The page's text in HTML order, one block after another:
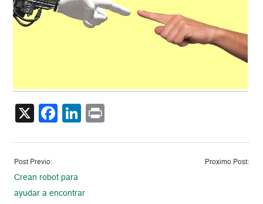
X Facebook
LinkedIn
Post Previo:
Crean robot para
ayudar a encontrar
Proximo Post: